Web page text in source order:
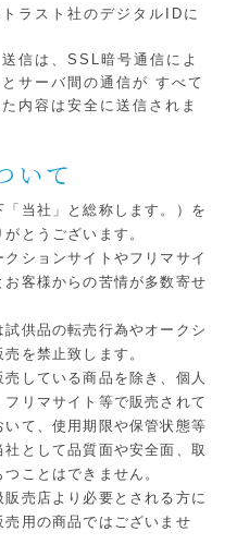
ラスト社のデジタルIDに
信は、SSL暗号通信によ
サーバ間の通信が すべて
内容は安全に送信されま
いて
当社」と総称します。）を
とうございます。
ションサイトやフリマサイ
客様からの苦情が多数寄せ
供品の転売行為やオークシ
を禁止致します。
している商品を除き、個人
リマサイト等で販売されて
て、使用期限や保管状態等
として品質面や安全面、取
ことはできません。
売店より必要とされる方に
用の商品ではございませ